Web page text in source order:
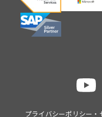
プライバシーポリシー・